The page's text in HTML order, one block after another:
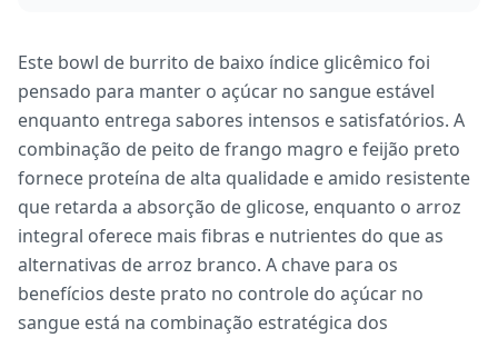
Este bowl de burrito de baixo índice glicêmico foi
pensado para manter o açúcar no sangue estável
enquanto entrega sabores intensos e satisfatórios. A
combinação de peito de frango magro e feijão preto
fornece proteína de alta qualidade e amido resistente
que retarda a absorção de glicose, enquanto o arroz
integral oferece mais fibras e nutrientes do que as
alternativas de arroz branco. A chave para os
benefícios deste prato no controle do açúcar no
sangue está na combinação estratégica dos